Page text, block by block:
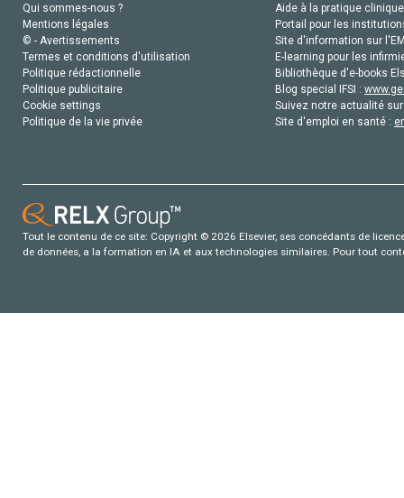
Qui sommes-nous ?
Mentions légales
© - Avertissements
Termes et conditions d'utilisation
Politique rédactionnelle
Politique publicitaire
Cookie settings
Politique de la vie privée
Aide à la pratique
Portail pour les
Site d'information sur
E-learning pour les
Bibliothèque d'e-books
Blog special IFSI :
Suivez notre actualité
Site d'emploi en santé :
Tout le contenu de ce site: Copyright © 2026 Elsevier, ses concédants de
de données, a la formation en IA et aux technologies similaires. Pour tout